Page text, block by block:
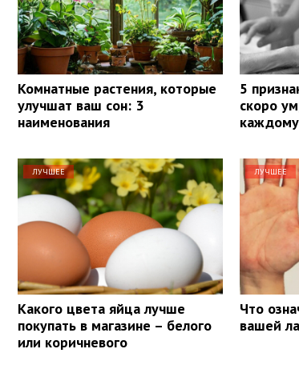
Комнатные растения, которые
улучшат ваш сон: 3
наименования
5
скоро
каждому
ЛУЧШЕЕ
Какого цвета яйца лучше
покупать в магазине – белого
или коричневого
ЛУЧШЕЕ
Что
вашей